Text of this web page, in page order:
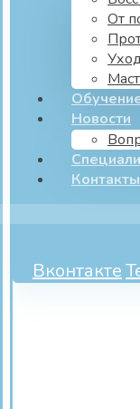
От
Новости
Контакты
Вконтакте